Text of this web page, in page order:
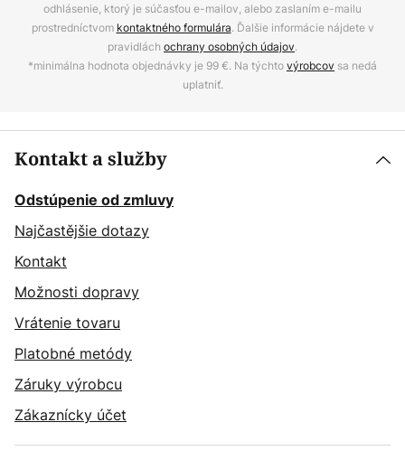
odhlásenie, ktorý je súčasťou e-mailov, alebo zaslaním e-mailu
prostredníctvom kontaktného formulára. Ďalšie informácie nájdete v
pravidlách ochrany osobných údajov.
*minimálna hodnota objednávky je 99 €. Na týchtovýrobcov sa nedá
uplatniť.
Kontakt a služby
Odstúpenie od zmluvy
Najčastějšie dotazy
Kontakt
Možnosti dopravy
Vrátenie tovaru
Platobné metódy
Záruky výrobcu
Zákaznícky účet